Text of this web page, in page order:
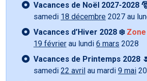
Vacances de Noël 2027-2028
samedi 18 décembre 2027 au
Vacances d’Hiver 2028 ❄️
19 février au lundi 6 mars 2028
Vacances de Printemps 2028
samedi 22 avril au mardi 9 mai